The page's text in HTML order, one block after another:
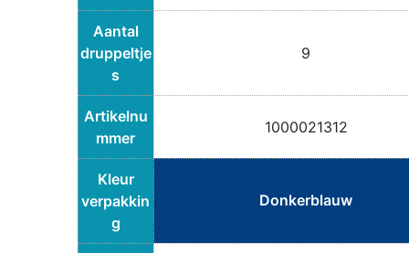
Aantal
druppeltje
s
9
Artikelnu
mmer
1000021312
Kleur
verpakkin
g
Donkerblauw